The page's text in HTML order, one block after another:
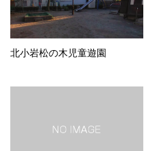
北小岩松の木児童遊園